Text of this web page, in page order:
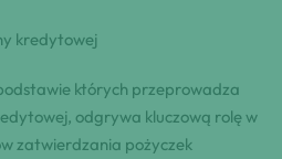
kredytowej
których przeprowadza
odgrywa kluczową rolę w
zatwierdzania pożyczek